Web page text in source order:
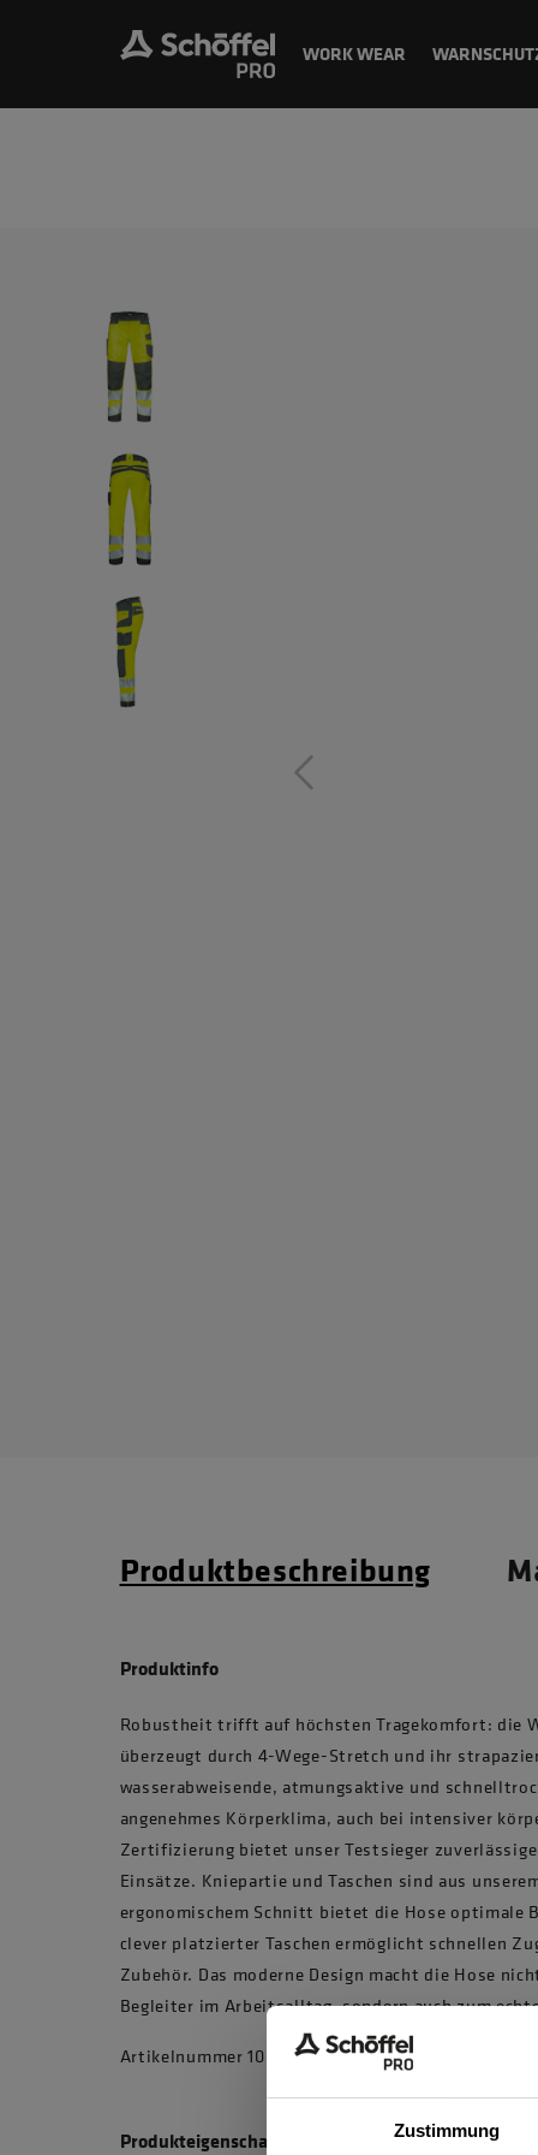
Zustimmung
WORK WEAR
Produktbeschreibung
Produktinfo
Robustheit trifft auf höchsten Tragekomfort: die
überzeugt durch 4-Wege-Stretch und ihr
wasserabweisende, atmungsaktive und
angenehmes Körperklima, auch bei intensiver
Zertifizierung bietet unser Testsieger
Einsätze. Kniepartie und Taschen sind aus
ergonomischem Schnitt bietet die Hose optimale
clever platzierter Taschen ermöglicht schnellen
Zubehör. Das moderne Design macht die Hose
Begleiter im Arbeitsalltag, sondern auch zum
Artikelnummer 10034135 , Modellnummer 7706
Produkteigenschaften